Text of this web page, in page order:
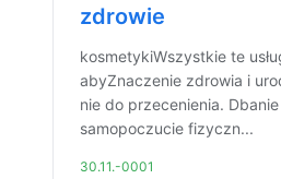
zdrowie
kosmetykiWszystkie te
abyZnaczenie zdrowia i
nie do przecenienia.
samopoczucie fizyczn...
30.11.-0001